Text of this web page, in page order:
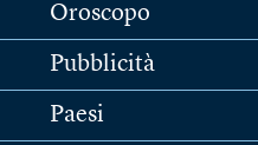
Oroscopo
Pubblicità
Paesi